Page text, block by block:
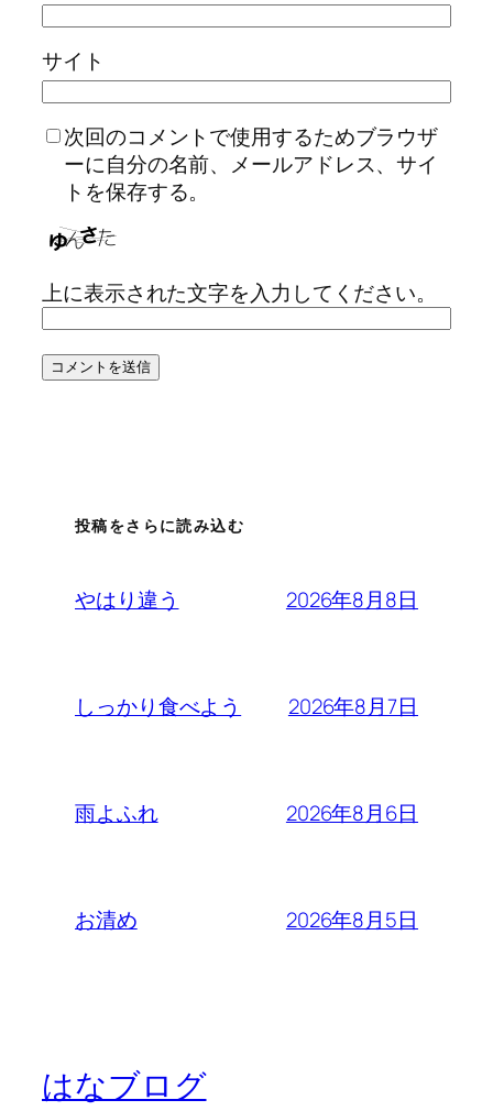
サイト
次回のコメントで使用するためブラウザ
ーに自分の名前、メールアドレス、サイ
トを保存する。
上に表示された文字を入力してください。
投稿をさらに読み込む
やはり違う 2026年8月8日
しっかり食べよう 2026年8月7日
雨よふれ 2026年8月6日
お清め 2026年8月5日
はなブログ